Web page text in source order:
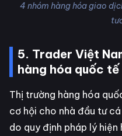
4 nhóm hàng hóa giao
5. Trader Việt
hàng hóa quốc
Thị trường hàng hóa
cơ hội cho nhà đầu tư
do quy định pháp lý